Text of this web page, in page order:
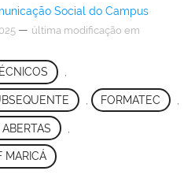
Social do Campus
— última modificação em
,
FORMATEC
ABERTAS
MARICÁ